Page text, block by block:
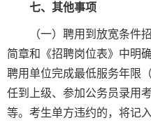
七、其他事项
（一）聘用到放宽条件
简章和《招聘岗位表》中明
聘用单位完成最低服务年限
任到上级、参加公务员录用
等。考生单方违约的，将记